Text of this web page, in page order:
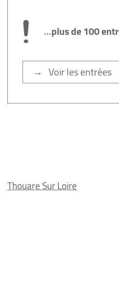
...plus de 100
→ Voir les entrées
Thouare Sur Loire